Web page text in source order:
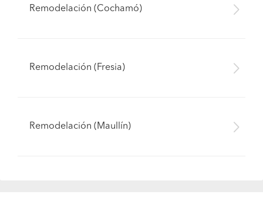
Remodelación (Cochamó)
Remodelación (Fresia)
Remodelación (Maullín)